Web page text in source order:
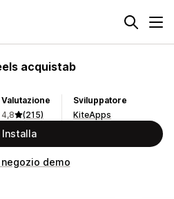
acquistab
Valutazione
4,8
(215)
Sviluppatore
KiteApps
Installa
demo